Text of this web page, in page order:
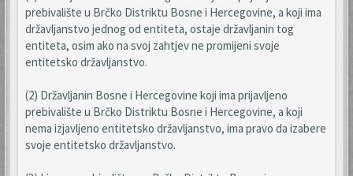
prebivalište u Brčko Distriktu Bosne i Hercegovine, a koji ima
državljanstvo jednog od entiteta, ostaje državljanin tog
entiteta, osim ako na svoj zahtjev ne promijeni svoje
entitetsko državljanstvo.
(2) Državljanin Bosne i Hercegovine koji ima prijavljeno
prebivalište u Brčko Distriktu Bosne i Hercegovine, a koji
nema izjavljeno entitetsko državljanstvo, ima pravo da izabere
svoje entitetsko državljanstvo.